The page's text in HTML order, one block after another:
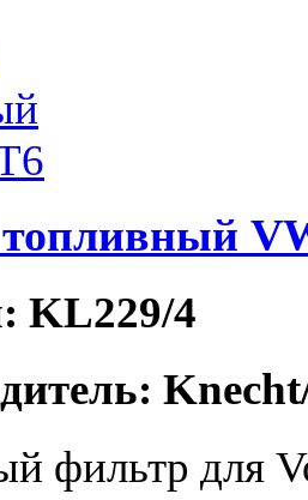
KL229/4
фильтр для